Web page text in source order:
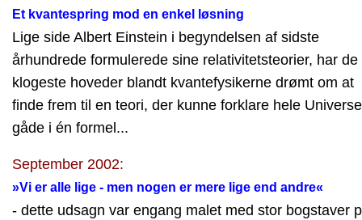
Et kvantespring mod en enkel løsning
Lige side Albert Einstein i begyndelsen af sidste
århundrede formulerede sine relativitetsteorier, har de
klogeste hoveder blandt kvantefysikerne drømt om at
finde frem til en teori, der kunne forklare hele
gåde i én formel...
September 2002:
»Vi er alle lige - men nogen er mere lige end andre«
- dette udsagn var engang malet med stor bogstaver